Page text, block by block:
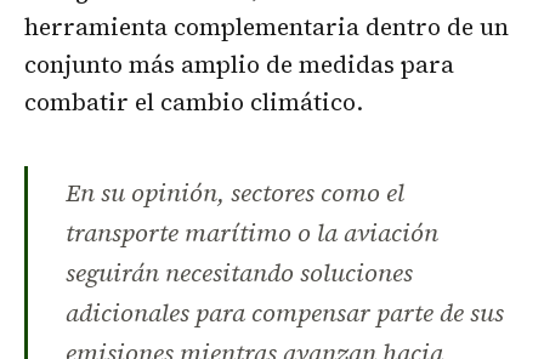
herramienta complementaria dentro de un
conjunto más amplio de medidas para
combatir el cambio climático.
En su opinión, sectores como el
transporte marítimo o la aviación
seguirán necesitando soluciones
adicionales para compensar parte de sus